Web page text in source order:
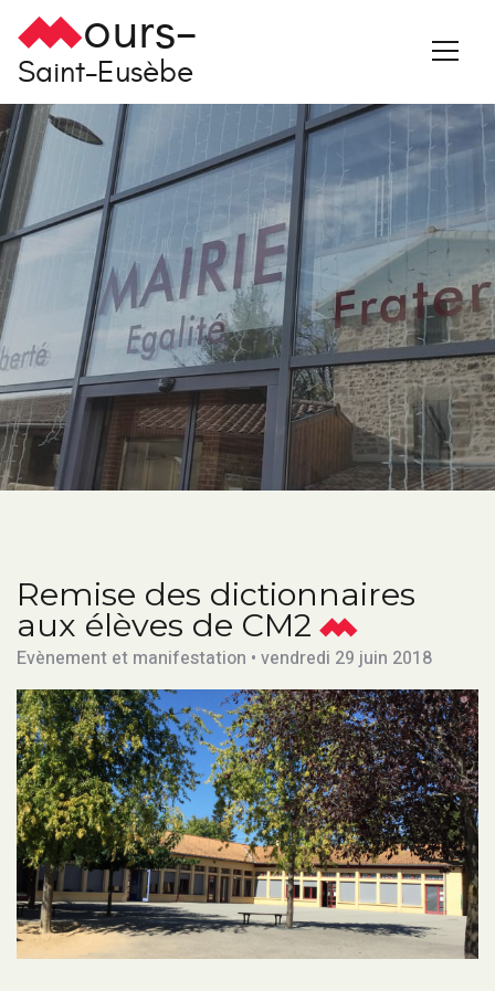
ours-
Saint-Eusèbe
Remise des dictionnaires
aux élèves de CM2
Evènement et manifestation • vendredi 29 juin 2018